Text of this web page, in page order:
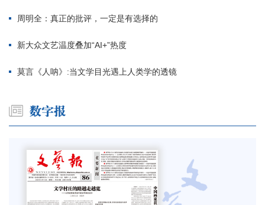
周明全：真正的批评，一定是有选择的
新大众文艺温度叠加“AI+”热度
莫言《人呐》:当文学目光遇上人类学的透镜